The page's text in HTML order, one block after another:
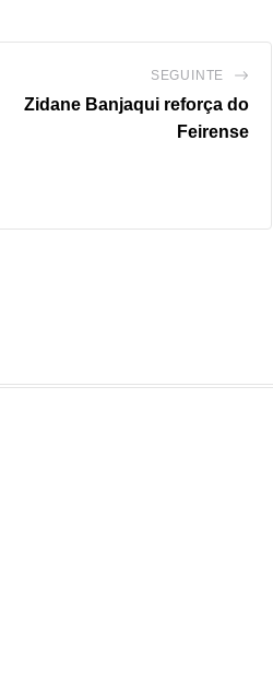
SEGUINTE
Zidane Banjaqui reforça do
Feirense